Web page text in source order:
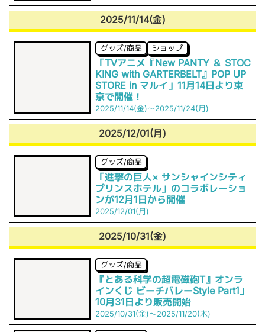
2025/11/14(金)
グッズ/商品 ショップ
「TVアニメ『New PANTY ＆ STOC
KING with GARTERBELT』POP UP
STORE in マルイ」11月14日より東
京で開催！
2025/11/14(金)～2025/11/24(月)
2025/12/01(月)
グッズ/商品
「進撃の巨人× サンシャインシティ
プリンスホテル」のコラボレーショ
ンが12月1日から開催
2025/12/01(月)
2025/10/31(金)
グッズ/商品
『とある科学の超電磁砲T』オンラ
インくじ ビーチバレーStyle Part1」
10月31日より販売開始
2025/10/31(金)～2025/11/20(木)